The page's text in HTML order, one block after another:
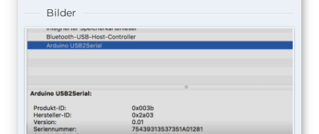
Bilder